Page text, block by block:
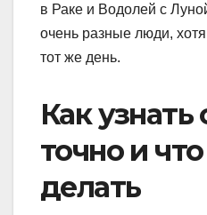
в Раке и Водолей с
очень разные люди,
тот же день.
Как узнать
точно и
делать